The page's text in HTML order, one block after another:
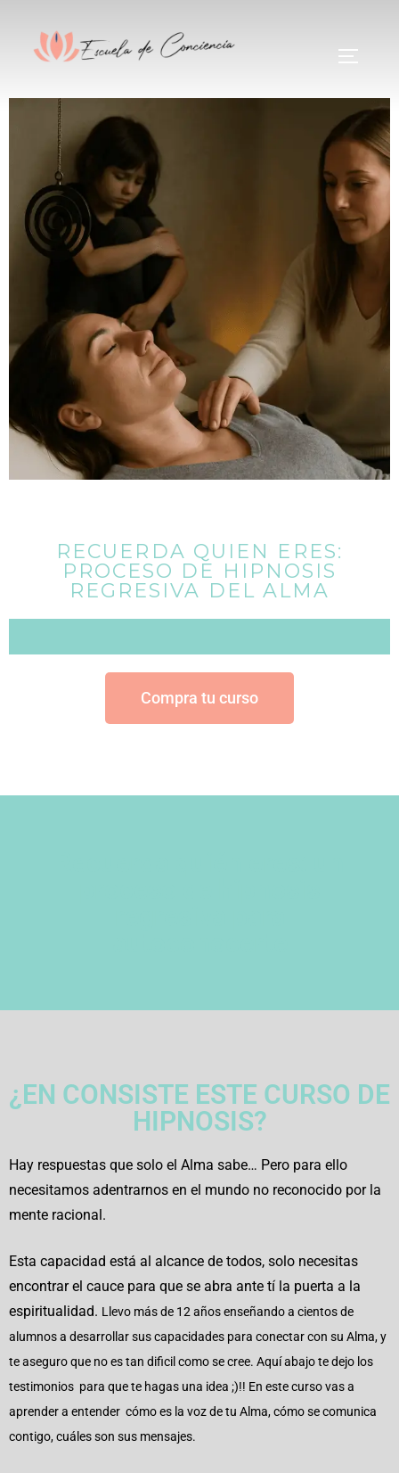
RECUERDA QUIEN ERES:
PROCESO DE HIPNOSIS
REGRESIVA DEL ALMA
Compra tu curso
¿EN CONSISTE ESTE CURSO DE
HIPNOSIS?
Hay respuestas que solo el Alma sabe… Pero para ello
necesitamos adentrarnos en el mundo no reconocido por la
mente racional.
Esta capacidad está al alcance de todos, solo necesitas
encontrar el cauce para que se abra ante tí la puerta a la
espiritualidad. Llevo más de 12 años enseñando a cientos de
alumnos a desarrollar sus capacidades para conectar con su Alma, y
te aseguro que no es tan dificil como se cree. Aquí abajo te dejo los
testimonios para que te hagas una idea ;)!! En este curso vas a
aprender a entender cómo es la voz de tu Alma, cómo se comunica
contigo, cuáles son sus mensajes.